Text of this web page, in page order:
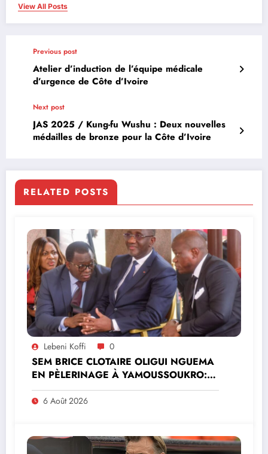
View All Posts
Previous post
Atelier d’induction de l’équipe médicale
d’urgence de Côte d’Ivoire
Next post
JAS 2025 / Kung-fu Wushu : Deux nouvelles
médailles de bronze pour la Côte d’Ivoire
RELATED POSTS
Lebeni Koffi 0
SEM BRICE CLOTAIRE OLIGUI NGUEMA
EN PÈLERINAGE À YAMOUSSOUKRO:LE
MINISTRE PAULIN CLAUDE DANHO
PREND PART À LA CÉRÉMONIE
6 Août 2026